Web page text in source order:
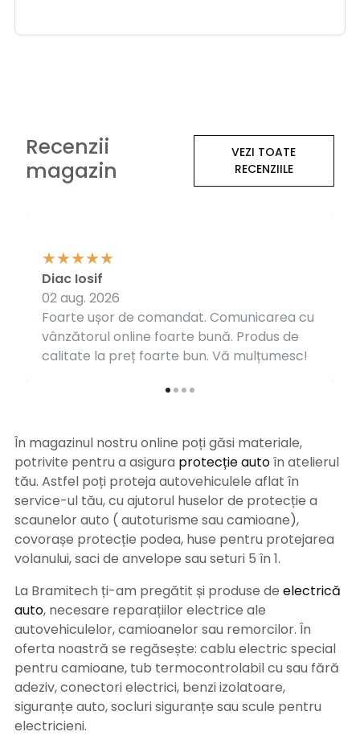
Recenzii
magazin
VEZI TOATE
RECENZIILE
Foarte ușor de comandat. Comunicarea cu
vânzătorul online foarte bună. Produs de
calitate la preț foarte bun. Vă mulțumesc!
Diac Iosif
02 aug. 2026
În magazinul nostru online poți găsi materiale,
potrivite pentru a asigura protecție autoîn atelierul
tău. Astfel poți proteja autovehiculele aflat în
service-ul tău, cu ajutorul huselor de protecție a
scaunelor auto ( autoturisme sau camioane),
covorașe protecție podea, huse pentru protejarea
volanului, saci de anvelope sau seturi 5 în 1.
La Bramitech ți-am pregătit și produse de electrică
auto, necesare reparațiilor electrice ale
autovehiculelor, camioanelor sau remorcilor. În
oferta noastră se regăsește: cablu electric special
pentru camioane, tub termocontrolabil cu sau fără
adeziv, conectori electrici, benzi izolatoare,
siguranțe auto, socluri siguranțe sau scule pentru
electricieni.